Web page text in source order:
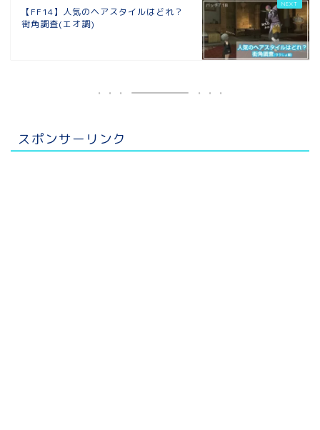
【FF14】人気のヘアスタイルはどれ？
街角調査(エオ調)
スポンサーリンク